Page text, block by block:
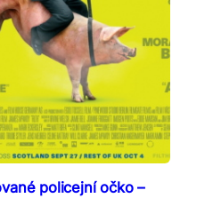
policejní očko –